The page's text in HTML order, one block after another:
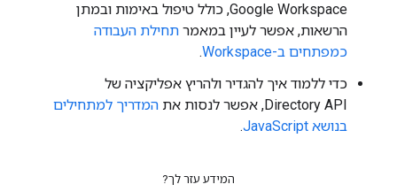
Google Workspace, כולל טיפול באימות ובמתן
הרשאות, אפשר לעיין במאמר תחילת העבודה
כמפתחים ב-Workspace
.
כדי ללמוד איך להגדיר ולהריץ אפליקציה של
Directory API, אפשר לנסות את
המדריך למתחילים
בנושא JavaScript
.
המידע עזר לך?